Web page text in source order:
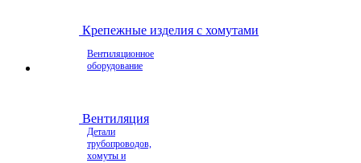
Крепежные изделия с хомутами
Вентиляционное
оборудование
Вентиляция
Детали
трубопроводов,
хомуты и